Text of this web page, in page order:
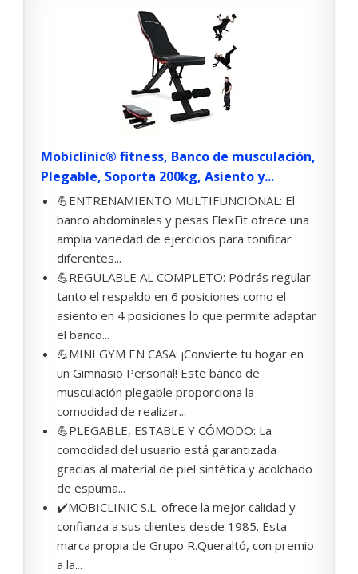
Mobiclinic® fitness, Banco de musculación,
Plegable, Soporta 200kg, Asiento y...
💪ENTRENAMIENTO MULTIFUNCIONAL: El
banco abdominales y pesas FlexFit ofrece una
amplia variedad de ejercicios para tonificar
diferentes...
💪REGULABLE AL COMPLETO: Podrás regular
tanto el respaldo en 6 posiciones como el
asiento en 4 posiciones lo que permite adaptar
el banco...
💪MINI GYM EN CASA: ¡Convierte tu hogar en
un Gimnasio Personal! Este banco de
musculación plegable proporciona la
comodidad de realizar...
💪PLEGABLE, ESTABLE Y CÓMODO: La
comodidad del usuario está garantizada
gracias al material de piel sintética y acolchado
de espuma...
✔️MOBICLINIC S.L. ofrece la mejor calidad y
confianza a sus clientes desde 1985. Esta
marca propia de Grupo R.Queraltó, con premio
a la...